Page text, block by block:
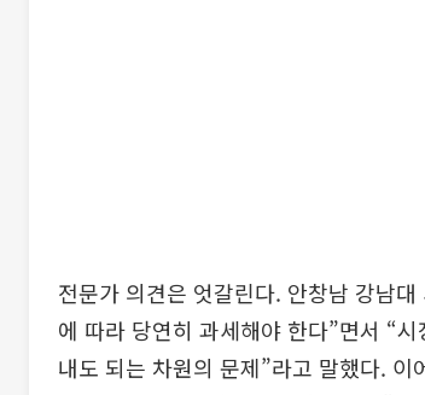
전문가 의견은 엇갈린다. 안창남 강남
에 따라 당연히 과세해야 한다”면서 “
내도 되는 차원의 문제”라고 말했다.